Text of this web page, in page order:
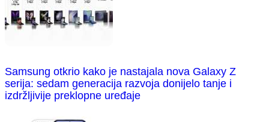
Samsung otkrio kako je nastajala nova Galaxy Z
serija: sedam generacija razvoja donijelo tanje i
izdržljivije preklopne uređaje